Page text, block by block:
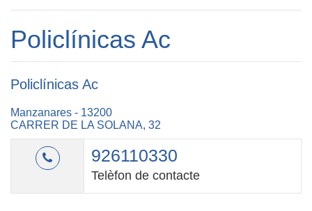
Policlínicas Ac
Policlínicas Ac
Manzanares - 13200
CARRER DE LA SOLANA, 32
926110330
Telèfon de contacte